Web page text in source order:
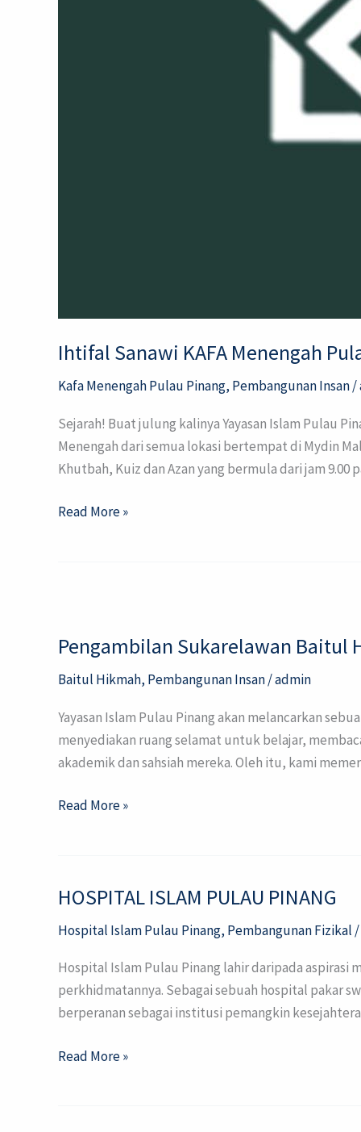
Ihtifal Sanawi KAFA Menengah
Kafa Menengah Pulau Pinang, Pembangunan Insan/
Sejarah! Buat julung kalinya Yayasan Islam Pulau
Menengah dari semua lokasi bertempat di Mydin
Khutbah, Kuiz dan Azan yang bermula dari jam 9.00
Read More »
Pengambilan Sukarelawan Baitul
Baitul Hikmah, Pembangunan Insan/admin
Yayasan Islam Pulau Pinang akan melancarkan
menyediakan ruang selamat untuk belajar,
akademik dan sahsiah mereka. Oleh itu, kami
Baitul
Read More »
HOSPITAL ISLAM PULAU PINANG
Hospital Islam Pulau Pinang, Pembangunan Fizikal /
Hospital Islam Pulau Pinang lahir daripada aspirasi
perkhidmatannya. Sebagai sebuah hospital pakar
berperanan sebagai institusi pemangkin
HOSPITAL
PULAU
PINANG
Read More »